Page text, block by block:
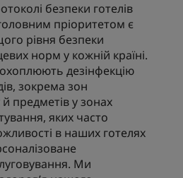
безпеки готелів
пріоритетом є
рівня безпеки
норм у кожній країні.
дезінфекцію
зокрема зон
предметів у зонах
яких часто
в наших готелях
Ми